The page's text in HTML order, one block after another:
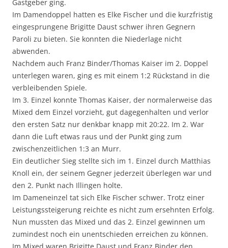
Gastgeber ging.
Im Damendoppel hatten es Elke Fischer und die kurzfristig
eingesprungene Brigitte Daust schwer ihren Gegnern
Paroli zu bieten. Sie konnten die Niederlage nicht
abwenden.
Nachdem auch Franz Binder/Thomas Kaiser im 2. Doppel
unterlegen waren, ging es mit einem 1:2 Rückstand in die
verbleibenden Spiele.
Im 3. Einzel konnte Thomas Kaiser, der normalerweise das
Mixed dem Einzel vorzieht, gut dagegenhalten und verlor
den ersten Satz nur denkbar knapp mit 20:22. Im 2. War
dann die Luft etwas raus und der Punkt ging zum
zwischenzeitlichen 1:3 an Murr.
Ein deutlicher Sieg stellte sich im 1. Einzel durch Matthias
Knoll ein, der seinem Gegner jederzeit überlegen war und
den 2. Punkt nach Illingen holte.
Im Dameneinzel tat sich Elke Fischer schwer. Trotz einer
Leistungssteigerung reichte es nicht zum ersehnten Erfolg.
Nun mussten das Mixed und das 2. Einzel gewinnen um
zumindest noch ein unentschieden erreichen zu können.
Im Mixed waren Brigitte Daust und Franz Binder den